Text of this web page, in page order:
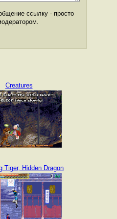
ссылку - просто
Creatures
Tiger, Hidden Dragon